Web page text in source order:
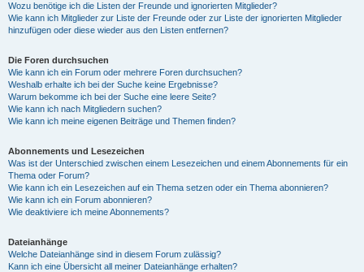
Wozu benötige ich die Listen der Freunde und ignorierten Mitglieder?
Wie kann ich Mitglieder zur Liste der Freunde oder zur Liste der ignorierten Mitglieder
hinzufügen oder diese wieder aus den Listen entfernen?
Die Foren durchsuchen
Wie kann ich ein Forum oder mehrere Foren durchsuchen?
Weshalb erhalte ich bei der Suche keine Ergebnisse?
Warum bekomme ich bei der Suche eine leere Seite?
Wie kann ich nach Mitgliedern suchen?
Wie kann ich meine eigenen Beiträge und Themen finden?
Abonnements und Lesezeichen
Was ist der Unterschied zwischen einem Lesezeichen und einem Abonnements für ein
Thema oder Forum?
Wie kann ich ein Lesezeichen auf ein Thema setzen oder ein Thema abonnieren?
Wie kann ich ein Forum abonnieren?
Wie deaktiviere ich meine Abonnements?
Dateianhänge
Welche Dateianhänge sind in diesem Forum zulässig?
Kann ich eine Übersicht all meiner Dateianhänge erhalten?